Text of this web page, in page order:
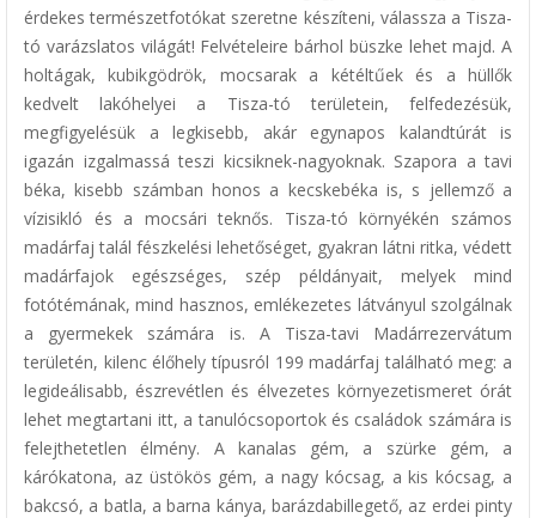
érdekes természetfotókat szeretne készíteni, válassza a Tisza-
tó varázslatos világát! Felvételeire bárhol büszke lehet majd. A
holtágak, kubikgödrök, mocsarak a kétéltűek és a hüllők
kedvelt lakóhelyei a Tisza-tó területein, felfedezésük,
megfigyelésük a legkisebb, akár egynapos kalandtúrát is
igazán izgalmassá teszi kicsiknek-nagyoknak. Szapora a tavi
béka, kisebb számban honos a kecskebéka is, s jellemző a
vízisikló és a mocsári teknős. Tisza-tó környékén számos
madárfaj talál fészkelési lehetőséget, gyakran látni ritka, védett
madárfajok egészséges, szép példányait, melyek mind
fotótémának, mind hasznos, emlékezetes látványul szolgálnak
a gyermekek számára is. A Tisza-tavi Madárrezervátum
területén, kilenc élőhely típusról 199 madárfaj található meg: a
legideálisabb, észrevétlen és élvezetes környezetismeret órát
lehet megtartani itt, a tanulócsoportok és családok számára is
felejthetetlen élmény. A kanalas gém, a szürke gém, a
kárókatona, az üstökös gém, a nagy kócsag, a kis kócsag, a
bakcsó, a batla, a barna kánya, barázdabillegető, az erdei pinty